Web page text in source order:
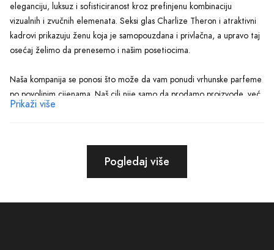
eleganciju, luksuz i sofisticiranost kroz prefinjenu kombinaciju
vizualnih i zvučnih elemenata. Seksi glas Charlize Theron i atraktivni
kadrovi prikazuju ženu koja je samopouzdana i privlačna, a upravo taj
osećaj želimo da prenesemo i našim posetiocima.
Naša kompanija se ponosi što može da vam ponudi vrhunske parfeme
po povoljnim cijenama. Naš cilj nije samo da prodamo proizvode, već
da kupcima omogućimo da putem našeg asortimana otkriju miris koji
Prikaži više
Pogledaj više